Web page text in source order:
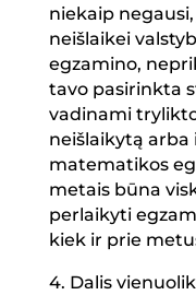
niekaip
neišlaikei
egzamino,
tavo pasirinkta
vadinami
neišlaikytą arba
matematikos
metais būna
perlaikyti
kiek ir prie
4. Dalis